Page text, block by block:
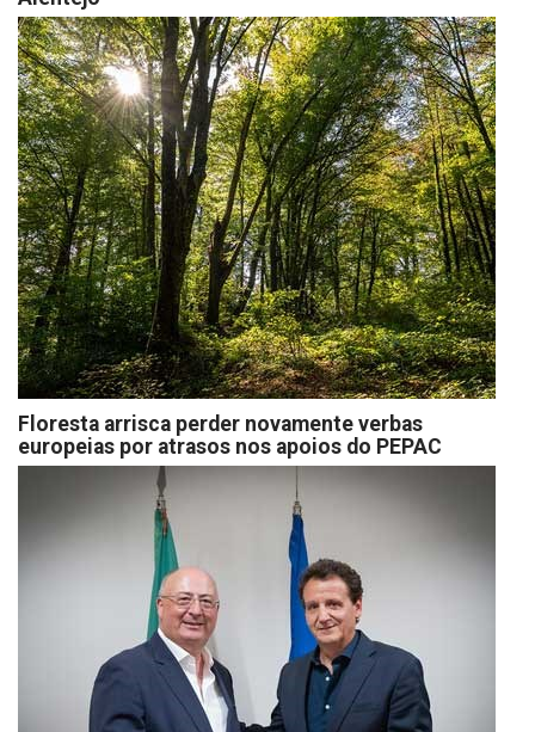
Floresta arrisca perder novamente verbas
europeias por atrasos nos apoios do PEPAC